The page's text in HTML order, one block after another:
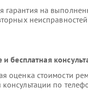
гарантия на
неисправностей
бесплатная
оценка стоимости
по